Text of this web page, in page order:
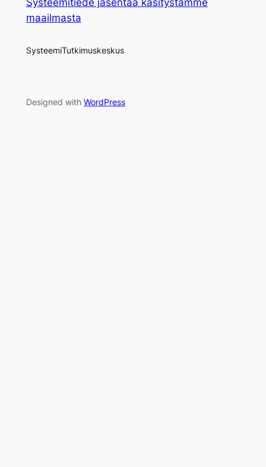
maailmasta
SysteemiTutkimuskeskus
Designed with WordPress